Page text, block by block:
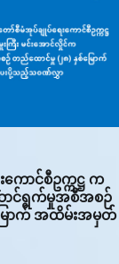
ောင်စီဥက္ကဋ္ဌ က
ာင်ရွက်မှုအစီအစဉ်
ောက် အထိမ်းအမှတ်